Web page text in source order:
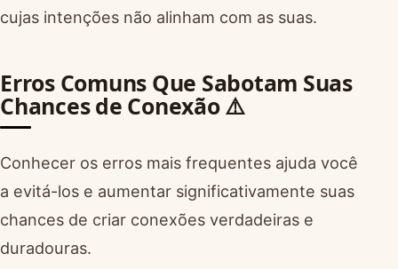
cujas intenções não alinham com as suas.
Erros Comuns Que Sabotam Suas
Chances de Conexão ⚠️
Conhecer os erros mais frequentes ajuda você
a evitá-los e aumentar significativamente suas
chances de criar conexões verdadeiras e
duradouras.